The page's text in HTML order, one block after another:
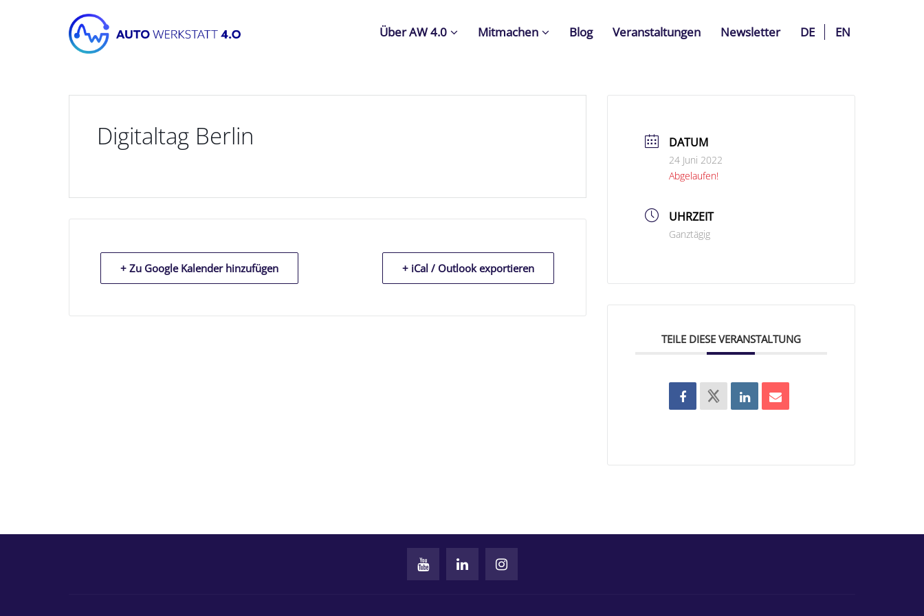
Über AW 4.0 Mitmachen Blog Veranstaltungen Newsletter DE EN
Digitaltag Berlin
+ Zu Google Kalender hinzufügen + iCal / Outlook exportieren
DATUM
24 Juni 2022
Abgelaufen!
UHRZEIT
Ganztägig
TEILE DIESE VERANSTALTUNG